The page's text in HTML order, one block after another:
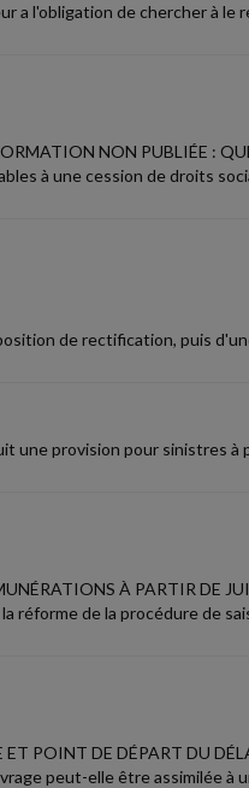
a l'obligation de chercher à le
NON PUBLIÉE :
à une cession de droits
de rectification, puis
une provision pour sinistres
À PARTIR DE
réforme de la procédure de
POINT DE DÉPART DU
peut-elle être assimilée à